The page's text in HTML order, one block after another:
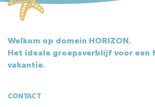
Welkom op domein HORIZON.
Het ideale groepsverblijf voor een
vakantie.
CONTACT